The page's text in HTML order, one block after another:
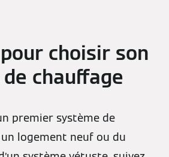
choisir son
chauffage
premier système de
logement neuf ou du